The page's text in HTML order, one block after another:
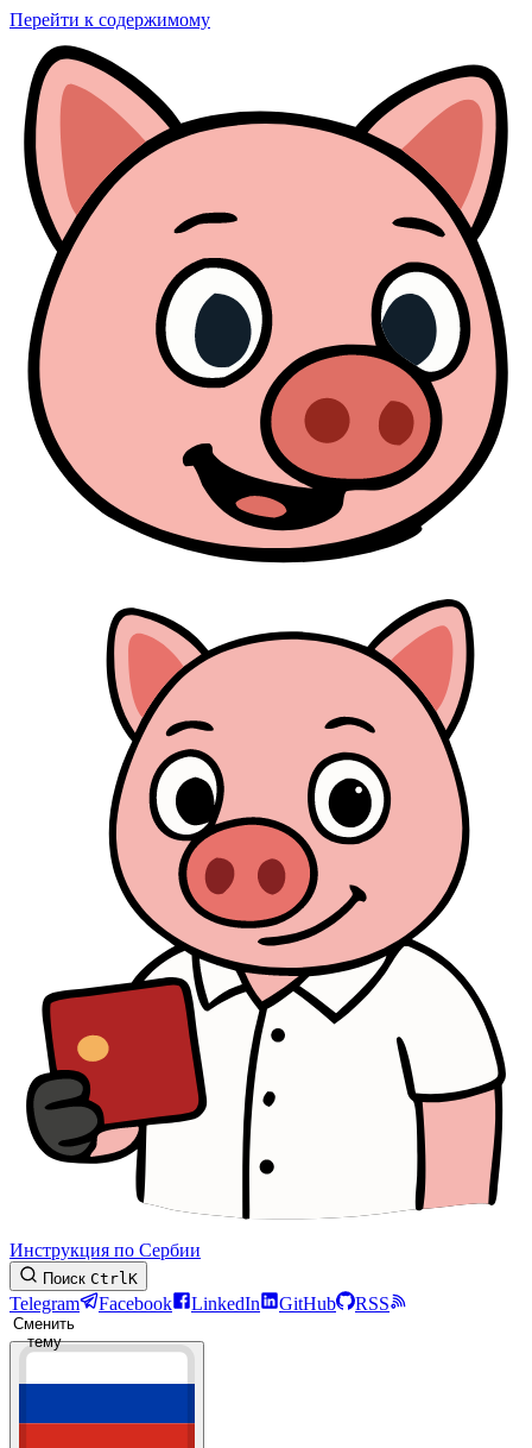
Перейти к содержимому
Инструкция по Сербии
Поиск CtrlK
Telegram Facebook LinkedIn GitHub RSS
Сменить
тему